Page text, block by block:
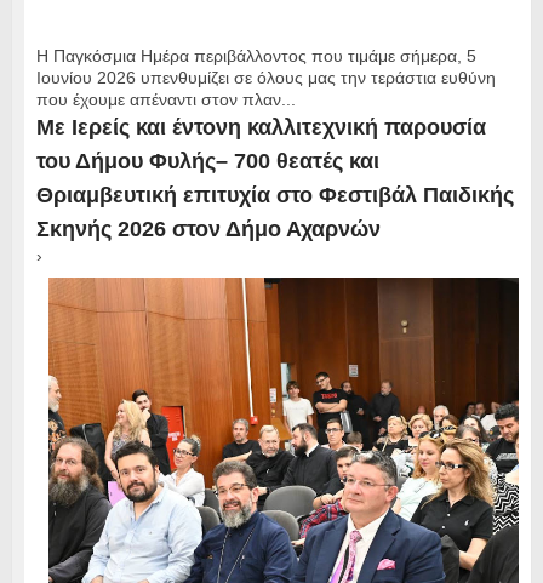
Η Παγκόσμια Ημέρα περιβάλλοντος που τιμάμε σήμερα, 5
Ιουνίου 2026 υπενθυμίζει σε όλους μας την τεράστια ευθύνη
που έχουμε απέναντι στον πλαν...
Με Ιερείς και έντονη καλλιτεχνική παρουσία
του Δήμου Φυλής– 700 θεατές και
Θριαμβευτική επιτυχία στο Φεστιβάλ Παιδικής
Σκηνής 2026 στον Δήμο Αχαρνών
›